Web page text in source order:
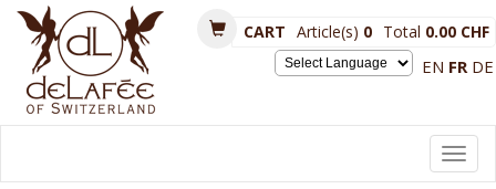
EN FR DE
CART Article(s) 0 Total 0.00 CHF